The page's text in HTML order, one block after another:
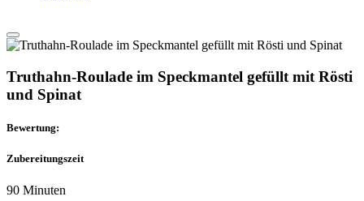
Truthahn-Roulade im Speckmantel gefüllt mit Rösti
und Spinat
Bewertung:
Zubereitungszeit
90 Minuten